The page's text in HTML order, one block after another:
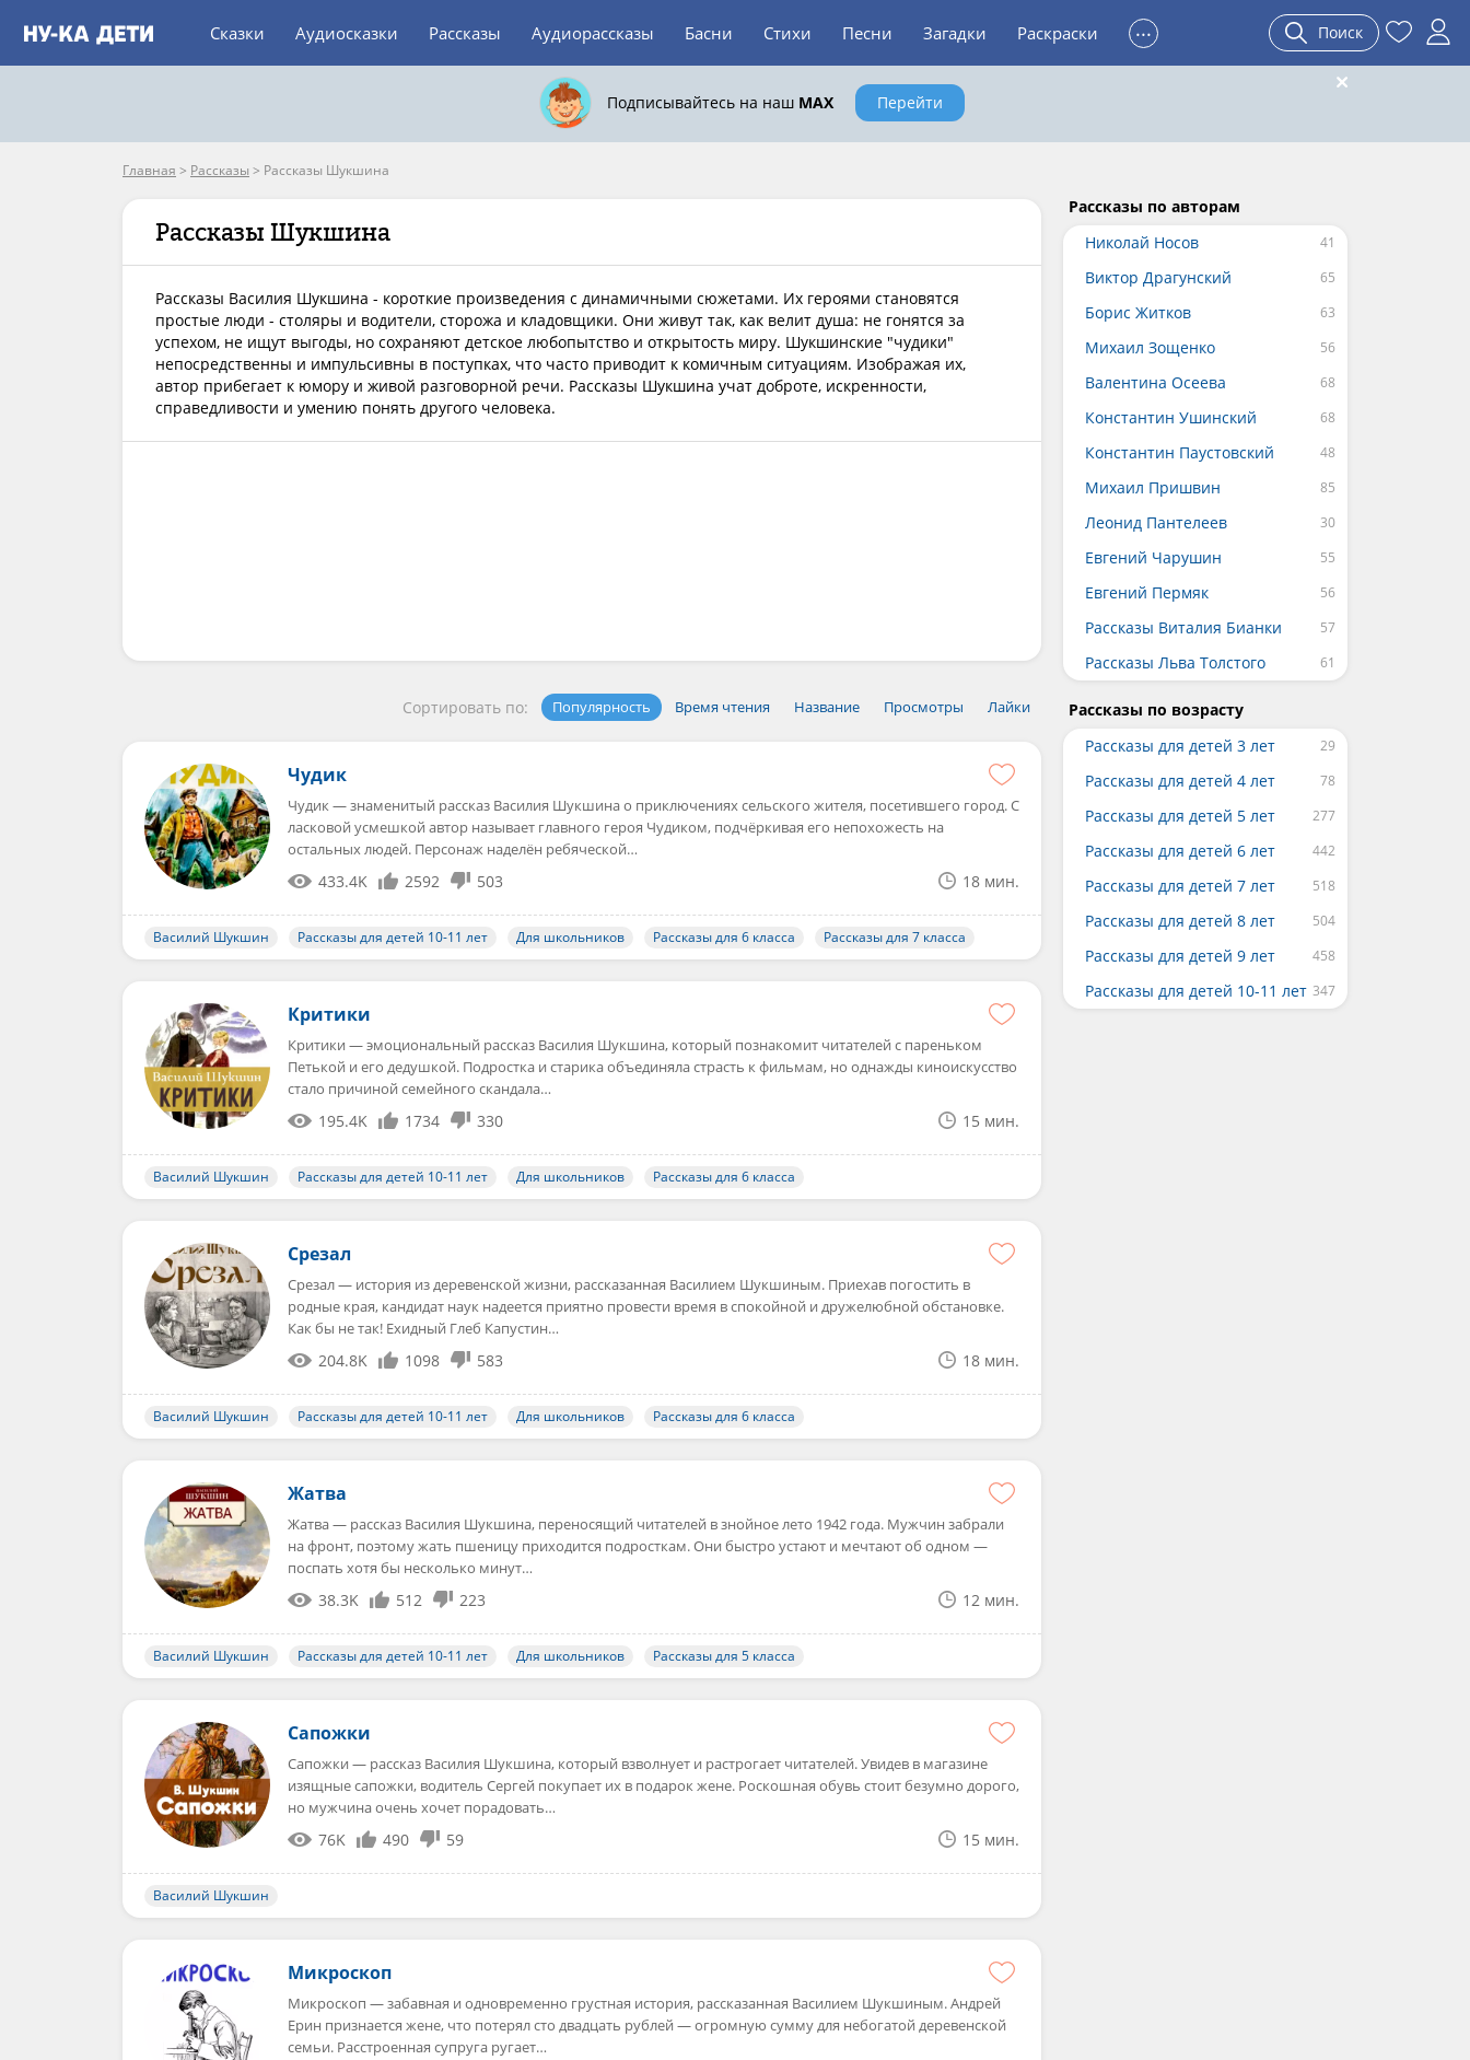
Сказки Аудиосказки Рассказы Аудиорассказы Басни Стихи Песни Загадки Раскраски ... Поиск
Подписывайтесь на наш MAX Перейти
Главная > Рассказы > Рассказы Шукшина
Рассказы Шукшина
Рассказы Василия Шукшина - короткие произведения с динамичными сюжетами. Их героями становятся
простые люди - столяры и водители, сторожа и кладовщики. Они живут так, как велит душа: не гонятся за
успехом, не ищут выгоды, но сохраняют детское любопытство и открытость миру. Шукшинские "чудики"
непосредственны и импульсивны в поступках, что часто приводит к комичным ситуациям. Изображая их,
автор прибегает к юмору и живой разговорной речи. Рассказы Шукшина учат доброте, искренности,
справедливости и умению понять другого человека.
Сортировать по: Популярность Время чтения Название Просмотры Лайки
Чудик
Чудик — знаменитый рассказ Василия Шукшина о приключениях сельского жителя, посетившего город. С
ласковой усмешкой автор называет главного героя Чудиком, подчёркивая его непохожесть на
остальных людей. Персонаж наделён ребяческой…
433.4K 2592 503 18 мин.
Василий Шукшин Рассказы для детей 10-11 лет Для школьников Рассказы для 6 класса Рассказы для 7 класса
Критики
Критики — эмоциональный рассказ Василия Шукшина, который познакомит читателей с пареньком
Петькой и его дедушкой. Подростка и старика объединяла страсть к фильмам, но однажды киноискусство
стало причиной семейного скандала…
195.4K 1734 330 15 мин.
Василий Шукшин Рассказы для детей 10-11 лет Для школьников Рассказы для 6 класса
Срезал
Срезал — история из деревенской жизни, рассказанная Василием Шукшиным. Приехав погостить в
родные края, кандидат наук надеется приятно провести время в спокойной и дружелюбной обстановке.
Как бы не так! Ехидный Глеб Капустин…
204.8K 1098 583 18 мин.
Василий Шукшин Рассказы для детей 10-11 лет Для школьников Рассказы для 6 класса
Жатва
Жатва — рассказ Василия Шукшина, переносящий читателей в знойное лето 1942 года. Мужчин забрали
на фронт, поэтому жать пшеницу приходится подросткам. Они быстро устают и мечтают об одном —
поспать хотя бы несколько минут…
38.3K 512 223 12 мин.
Василий Шукшин Рассказы для детей 10-11 лет Для школьников Рассказы для 5 класса
Сапожки
Сапожки — рассказ Василия Шукшина, который взволнует и растрогает читателей. Увидев в магазине
изящные сапожки, водитель Сергей покупает их в подарок жене. Роскошная обувь стоит безумно дорого,
но мужчина очень хочет порадовать…
76K 490 59 15 мин.
Василий Шукшин
Микроскоп
Микроскоп — забавная и одновременно грустная история, рассказанная Василием Шукшиным. Андрей
Ерин признается жене, что потерял сто двадцать рублей — огромную сумму для небогатой деревенской
семьи. Расстроенная супруга ругает…
Рассказы по авторам
Николай Носов
Виктор Драгунский
Борис Житков
Михаил Зощенко
Валентина Осеева
Константин Ушинский
Константин Паустовский
Михаил Пришвин
Леонид Пантелеев
Евгений Чарушин
Евгений Пермяк
Рассказы Виталия Бианки
Рассказы Льва Толстого
Рассказы по возрасту
Рассказы для детей 3 лет
Рассказы для детей 4 лет
Рассказы для детей 5 лет
Рассказы для детей 6 лет
Рассказы для детей 7 лет
Рассказы для детей 8 лет
Рассказы для детей 9 лет
Рассказы для детей 10-11 лет